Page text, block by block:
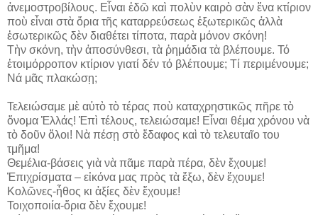
ἀνεμοστροβίλους. Εἶναι ἐδῶ καὶ πολὺν καιρὸ σὰν ἕνα κτίριον
ποὺ εἶναι στὰ ὅρια τῆς καταρρεύσεως ἐξωτερικῶς ἀλλὰ
ἐσωτερικῶς δὲν διαθέτει τίποτα, παρὰ μόνον σκόνη!
Τὴν σκόνη, τὴν ἀποσύνθεσι, τὰ ῥημάδια τὰ βλέπουμε. Τό
ἑτοιμόρροπον κτίριον γιατί δέν τό βλέπουμε; Τί περιμένουμε;
Νά μᾶς πλακώσῃ;
Τελειώσαμε μὲ αὐτὸ τὸ τέρας ποὺ καταχρηστικῶς πῆρε τὸ
ὄνομα Ἑλλάς! Ἐπὶ τέλους, τελειώσαμε! Εἶναι θέμα χρόνου νὰ
τὸ δοῦν ὅλοι! Νὰ πέσῃ στὸ ἔδαφος καὶ τὸ τελευταῖο του
τμῆμα!
Θεμέλια-βάσεις γιὰ νὰ πᾶμε παρὰ πέρα, δὲν ἔχουμε!
Ἐπιχρίσματα – εἰκόνα μας πρὸς τὰ ἔξω, δὲν ἔχουμε!
Κολῶνες-ἦθος κι ἀξίες δὲν ἔχουμε!
Τοιχοποιία-ὅρια δὲν ἔχουμε!